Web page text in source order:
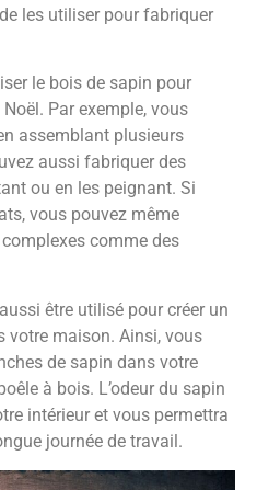
les utiliser pour fabriquer
le bois de sapin pour
Par exemple, vous
assemblant plusieurs
aussi fabriquer des
ou en les peignant. Si
vous pouvez même
comme des
être utilisé pour créer un
votre maison. Ainsi, vous
de sapin dans votre
à bois. L’odeur du sapin
intérieur et vous permettra
journée de travail.